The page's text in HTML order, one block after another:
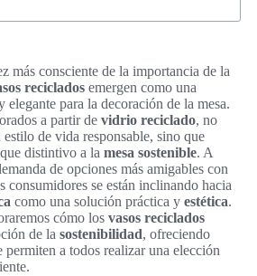
más consciente de la importancia de la
reciclados emergen como una
elegante para la decoración de la mesa.
a partir de vidrio reciclado, no
de vida responsable, sino que
distintivo a la mesa sostenible. A
de opciones más amigables con
consumidores se están inclinando hacia
como una solución práctica y estética.
cómo los vasos reciclados
de la sostenibilidad, ofreciendo
permiten a todos realizar una elección